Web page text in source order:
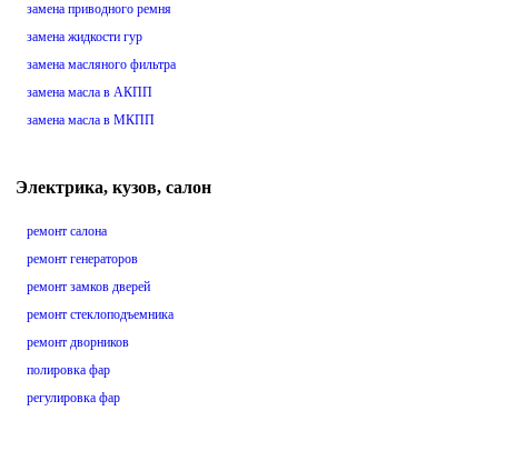
замена приводного ремня
замена жидкости гур
замена масляного фильтра
замена масла в АКПП
замена масла в МКПП
Электрика, кузов, салон
ремонт салона
ремонт генераторов
ремонт замков дверей
ремонт стеклоподъемника
ремонт дворников
полировка фар
регулировка фар